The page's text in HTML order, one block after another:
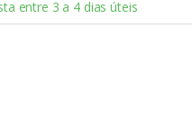
entre 3 a 4 dias úteis